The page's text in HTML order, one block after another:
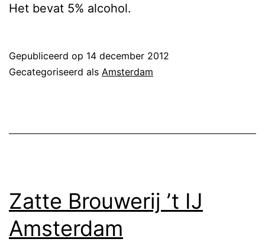
Het bevat 5% alcohol.
Gepubliceerd op 14 december 2012
Gecategoriseerd als Amsterdam
Zatte Brouwerij ’t IJ
Amsterdam